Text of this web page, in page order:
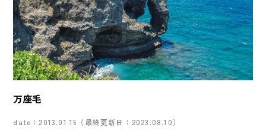
万座毛
date：2013.01.15（最終更新日：2023.08.10）